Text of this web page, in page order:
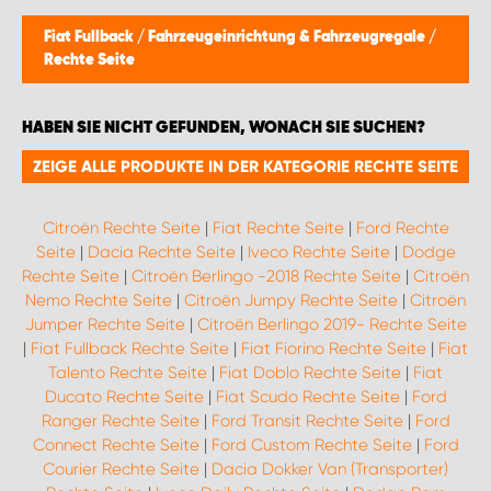
Fiat Fullback / Fahrzeugeinrichtung & Fahrzeugregale /
Rechte Seite
HABEN SIE NICHT GEFUNDEN, WONACH SIE SUCHEN?
ZEIGE ALLE PRODUKTE IN DER KATEGORIE RECHTE SEITE
Citroën Rechte Seite| Fiat Rechte Seite| Ford Rechte
Seite| Dacia Rechte Seite| Iveco Rechte Seite| Dodge
Rechte Seite | Citroën Berlingo -2018 Rechte Seite | Citroën
Nemo Rechte Seite | Citroën Jumpy Rechte Seite | Citroën
Jumper Rechte Seite| Citroën Berlingo 2019- Rechte Seite
| Fiat Fullback Rechte Seite | Fiat Fiorino Rechte Seite | Fiat
Talento Rechte Seite | Fiat Doblo Rechte Seite | Fiat
Ducato Rechte Seite| Fiat Scudo Rechte Seite| Ford
Ranger Rechte Seite| Ford Transit Rechte Seite| Ford
Connect Rechte Seite| Ford Custom Rechte Seite| Ford
Courier Rechte Seite | Dacia Dokker Van (Transporter)